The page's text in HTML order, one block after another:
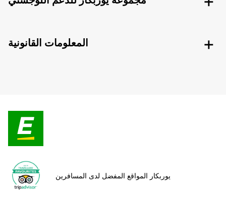
المعلومات القانونية
يوربكار المواقع المفضل لدى المسافرين